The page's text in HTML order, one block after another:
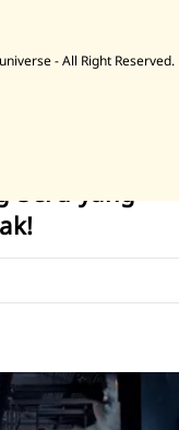
- All Right Reserved.
Ambruk Rata
Seru yang